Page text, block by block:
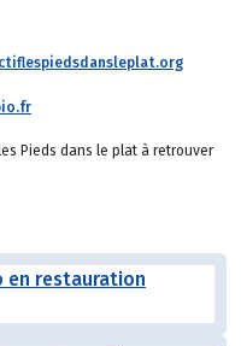
Pieds dans le plat à retrouver